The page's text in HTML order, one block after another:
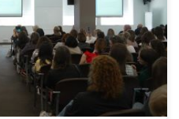
«Профессиональное сообщество —
решения», организованная